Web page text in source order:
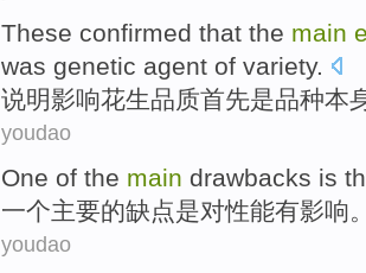
These confirmed that the main
was genetic agent of variety.
说明影响花生品质首先是品种本
youdao
One of the main drawbacks is
一个主要的缺点是对性能有影响
youdao